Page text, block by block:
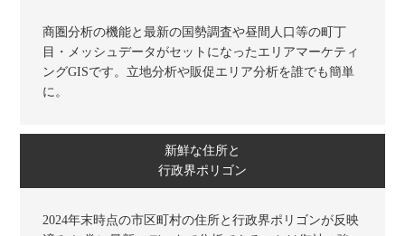
商圏分析の機能と最新の国勢調査や昼間人口等の町丁
目・メッシュデータがセットになったエリアマーケティ
ングGISです。立地分析や販促エリア分析を誰でも簡単
に。
新鮮な住所と
行政界ポリゴン
2024年末時点の市区町村の住所と行政界ポリゴンが反映